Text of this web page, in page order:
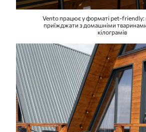
Vento працює у форматі pet-friendly:
приїжджати з домашніми
кілограмів